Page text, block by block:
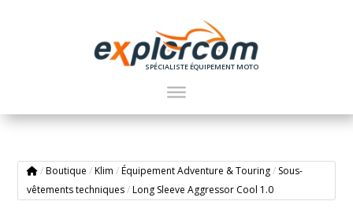
SPÉCIALISTE ÉQUIPEMENT MOTO
/ Boutique / Klim / Équipement Adventure & Touring / Sous-
vêtements techniques / Long Sleeve Aggressor Cool 1.0